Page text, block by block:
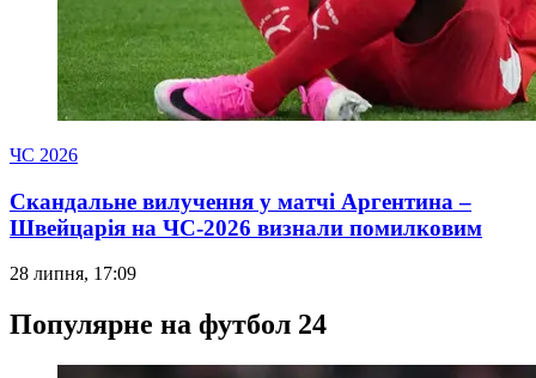
ЧС 2026
Скандальне вилучення у матчі Аргентина –
Швейцарія на ЧС-2026 визнали помилковим
28 липня, 17:09
Популярне на футбол 24